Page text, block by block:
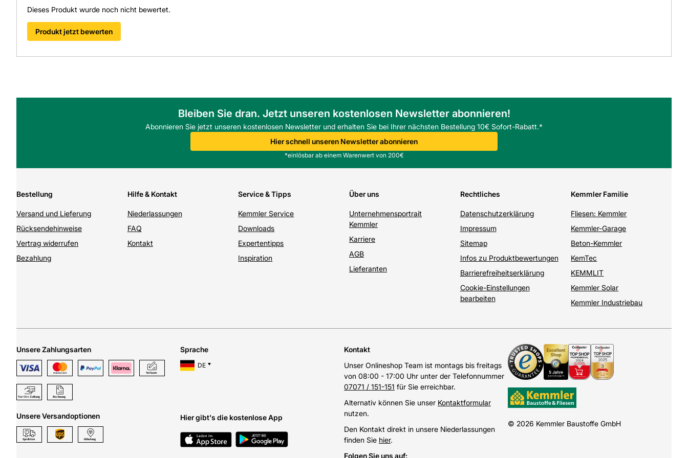
Dieses Produkt wurde noch nicht bewertet.
Produkt jetzt bewerten
Bleiben Sie dran. Jetzt unseren kostenlosen Newsletter abonnieren!
Abonnieren Sie jetzt unseren kostenlosen Newsletter und erhalten Sie bei Ihrer nächsten Bestellung 10€ Sofort-Rabatt.*
Hier schnell unseren Newsletter abonnieren
*einlösbar ab einem Warenwert von 200€
Bestellung
Versand und Lieferung
Rücksendehinweise
Vertrag widerrufen
Bezahlung
Hilfe & Kontakt
Niederlassungen
FAQ
Kontakt
Service & Tipps
Kemmler Service
Downloads
Expertentipps
Inspiration
Über uns
Unternehmensportrait
Kemmler
Karriere
AGB
Lieferanten
Rechtliches
Datenschutzerklärung
Impressum
Sitemap
Infos zu Produktbewertungen
Barrierefreiheitserklärung
Cookie-Einstellungen
bearbeiten
Kemmler Familie
Fliesen: Kemmler
Kemmler-Garage
Beton-Kemmler
KemTec
KEMMLIT
Kemmler Solar
Kemmler Industriebau
Unsere Zahlungsarten
Unsere Versandoptionen
Sprache
DE
Hier gibt's die kostenlose App
Kontakt
Unser Onlineshop Team ist montags bis freitags
von 08:00 - 17:00 Uhr unter der Telefonnummer
07071 / 151-151 für Sie erreichbar.
Alternativ können Sie unser Kontaktformular
nutzen.
Den Kontakt direkt in unsere Niederlassungen
finden Sie hier.
Folgen Sie uns auf:
© 2026 Kemmler Baustoffe GmbH